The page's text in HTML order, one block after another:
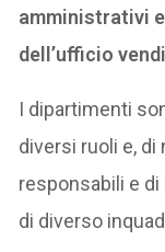
amministrativi
dell’ufficio
I dipartimenti
diversi ruoli e, di
responsabili e
di diverso